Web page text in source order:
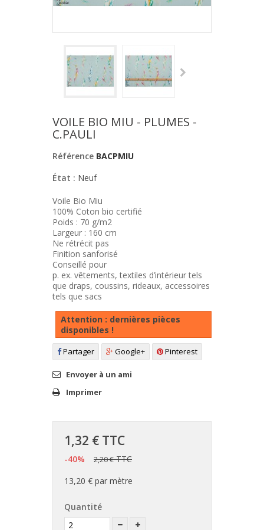
VOILE BIO MIU - PLUMES -
C.PAULI
Référence BACPMIU
État : Neuf
Voile Bio Miu
100% Coton bio certifié
Poids : 70 g/m2
Largeur : 160 cm
Ne rétrécit pas
Finition sanforisé
Conseillé pour
p. ex. vêtements, textiles d’intérieur tels
que draps, coussins, rideaux, accessoires
tels que sacs
Attention : dernières pièces
disponibles !
Partager Google+ Pinterest
Envoyer à un ami
Imprimer
1,32 € TTC
-40% 2,20 €TTC
13,20 € par mètre
Quantité